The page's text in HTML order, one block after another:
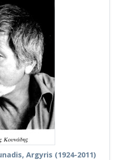
Argyris (1924-2011)